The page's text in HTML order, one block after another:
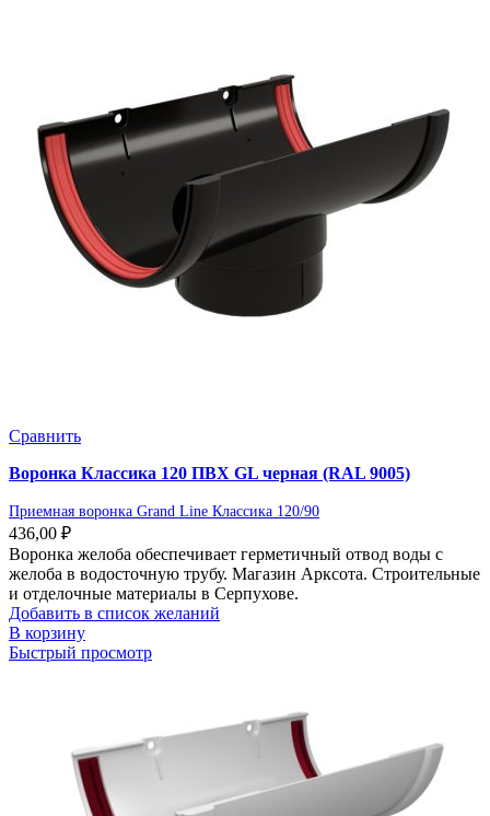
Сравнить
Воронка Классика 120 ПВХ GL черная (RAL 9005)
Приемная воронка Grand Line Классика 120/90
436,00 ₽
Воронка желоба обеспечивает герметичный отвод воды с
желоба в водосточную трубу. Магазин Арксота. Строительные
и отделочные материалы в Серпухове.
Добавить в список желаний
В корзину
Быстрый просмотр